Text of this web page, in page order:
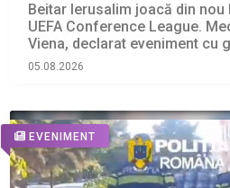
Beitar Ierusalim joacă din nou
UEFA Conference League.
Viena, declarat eveniment cu
05.08.2026
EVENIMENT